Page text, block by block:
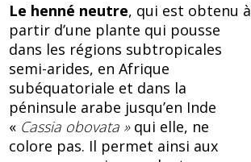
Le henné neutre, qui est obtenu à
partir d’une plante qui pousse
dans les régions subtropicales
semi-arides, en Afrique
subéquatoriale et dans la
péninsule arabe jusquʼen Inde
« Cassia obovata »qui elle, ne
colore pas. Il permet ainsi aux